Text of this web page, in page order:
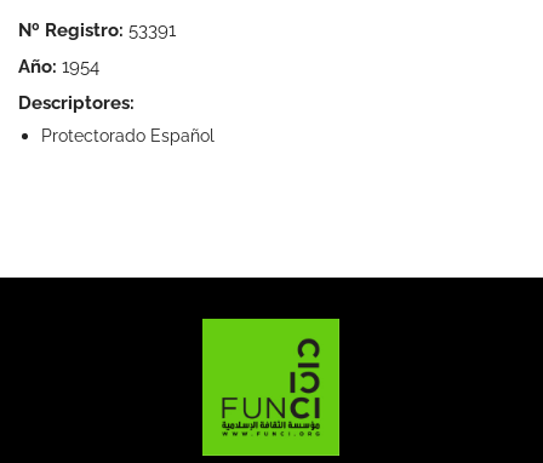
Nº Registro: 53391
Año: 1954
Descriptores:
Protectorado Español